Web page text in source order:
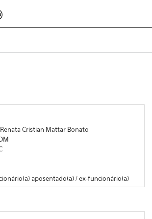
Renata Cristian Mattar Bonato
aposentado(a) / ex-funcionário(a)